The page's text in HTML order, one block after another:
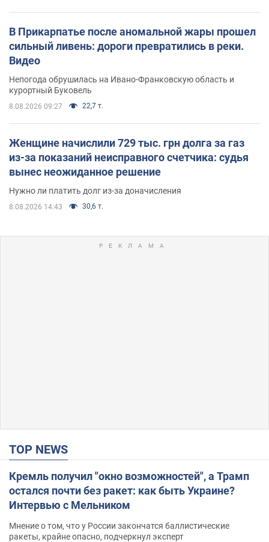
В Прикарпатье после аномальной жары прошел
сильный ливень: дороги превратились в реки.
Видео
Непогода обрушилась на Ивано-Франковскую область и
курортный Буковель
8.08.2026 09:27 22,7 т.
Женщине начислили 729 тыс. грн долга за газ
из-за показаний неисправного счетчика: судья
вынес неожиданное решение
Нужно ли платить долг из-за доначисления
8.08.2026 14:43 30,6 т.
TOP NEWS
Кремль получил "окно возможностей", а Трамп
остался почти без ракет: как быть Украине?
Интервью с Мельником
Мнение о том, что у России закончатся баллистические
ракеты, крайне опасно, подчеркнул эксперт